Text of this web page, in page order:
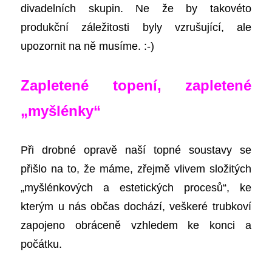
divadelních skupin. Ne že by takovéto
produkční záležitosti byly vzrušující, ale
upozornit na ně musíme. :-)
Zapletené topení, zapletené
„myšlénky“
Při drobné opravě naší topné soustavy se
přišlo na to, že máme, zřejmě vlivem složitých
„myšlénkových a estetických procesů“, ke
kterým u nás občas dochází, veškeré trubkoví
zapojeno obráceně vzhledem ke konci a
počátku.